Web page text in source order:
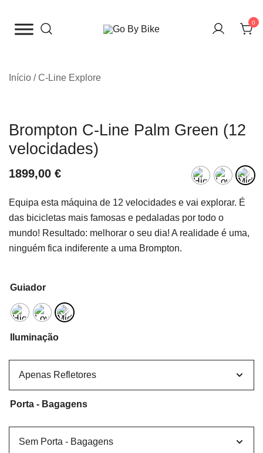
para
0
Início /C-Line Explore
Brompton C-Line Palm Green (12
velocidades)
1899,00 €
Equipa esta máquina de 12 velocidades e vai explorar. É
das bicicletas mais famosas e pedaladas por todo o
mundo! Resultado: melhorar o seu dia! A realidade é uma,
ninguém fica indiferente a uma Brompton.
Guiador
Iluminação
Porta - Bagagens